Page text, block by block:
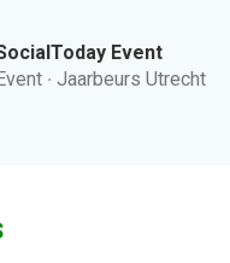
Event
· Jaarbeurs Utrecht